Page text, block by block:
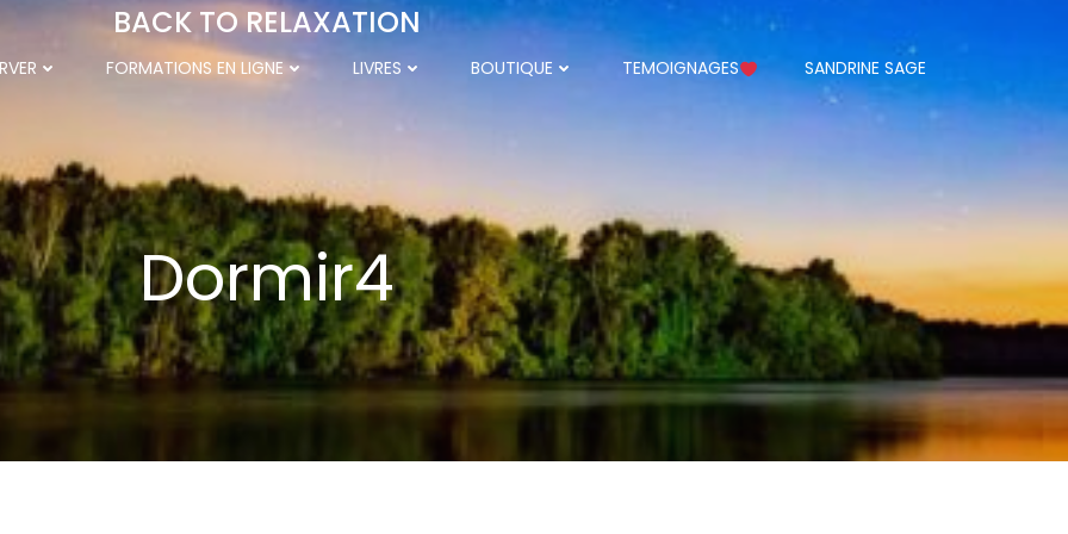
BACK TO RELAXATION
FORMATIONS EN LIGNE LIVRES BOUTIQUE TEMOIGNAGES SANDRINE SAGE
Dormir4